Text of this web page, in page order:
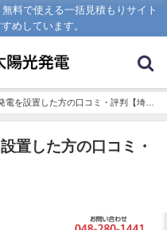
料で使える一括見積もりサイト
めしています。
電を設置した方の口コミ・評判【埼玉
置した方の口コミ・